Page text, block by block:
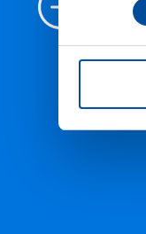
consenso